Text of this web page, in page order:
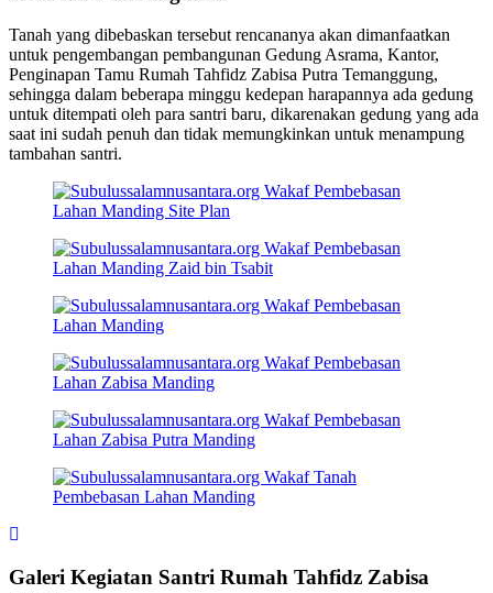
Tanah yang dibebaskan tersebut rencananya akan dimanfaatkan
untuk pengembangan pembangunan Gedung Asrama, Kantor,
Penginapan Tamu Rumah Tahfidz Zabisa Putra Temanggung,
sehingga dalam beberapa minggu kedepan harapannya ada gedung
untuk ditempati oleh para santri baru, dikarenakan gedung yang ada
saat ini sudah penuh dan tidak memungkinkan untuk menampung
tambahan santri.
Galeri Kegiatan Santri Rumah Tahfidz Zabisa